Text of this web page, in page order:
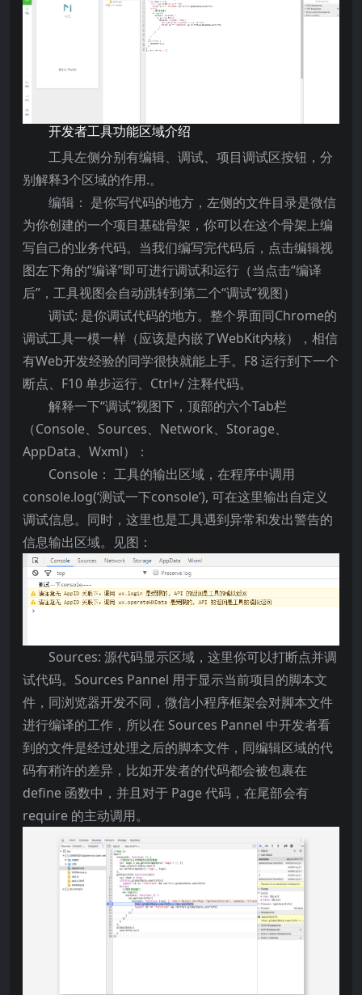
开发者工具功能区域介绍
工具左侧分别有编辑、调试、项目调试区按钮，分
别解释3个区域的作用.。
编辑： 是你写代码的地方，左侧的文件目录是微信
为你创建的一个项目基础骨架，你可以在这个骨架上编
写自己的业务代码。当我们编写完代码后，点击编辑视
图左下角的“编译”即可进行调试和运行（当点击“编译
后”，工具视图会自动跳转到第二个“调试”视图）
调试: 是你调试代码的地方。整个界面同Chrome的
调试工具一模一样（应该是内嵌了WebKit内核），相信
有Web开发经验的同学很快就能上手。F8 运行到下一个
断点、F10 单步运行、Ctrl+/ 注释代码。
解释一下“调试”视图下，顶部的六个Tab栏
（Console、Sources、Network、Storage、
AppData、Wxml）：
Console： 工具的输出区域，在程序中调用
console.log(‘测试一下console’), 可在这里输出自定义
调试信息。同时，这里也是工具遇到异常和发出警告的
信息输出区域。见图：
Sources: 源代码显示区域，这里你可以打断点并调
试代码。Sources Pannel 用于显示当前项目的脚本文
件，同浏览器开发不同，微信小程序框架会对脚本文件
进行编译的工作，所以在 Sources Pannel 中开发者看
到的文件是经过处理之后的脚本文件，同编辑区域的代
码有稍许的差异，比如开发者的代码都会被包裹在
define 函数中，并且对于 Page 代码，在尾部会有
require 的主动调用。